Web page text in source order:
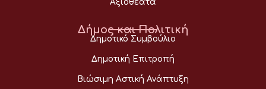
Αξιοθέατα
Δήμος και Πολιτική
Δημοτικό Συμβούλιο
Δημοτική Επιτροπή
Βιώσιμη Αστική Ανάπτυξη